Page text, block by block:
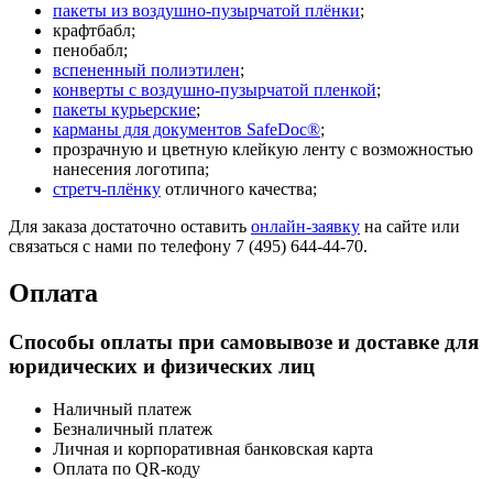
пакеты из воздушно-пузырчатой плёнки;
крафтбабл;
пенобабл;
вспененный полиэтилен;
конверты с воздушно-пузырчатой пленкой;
пакеты курьерские;
карманы для документов SafeDoc®;
прозрачную и цветную клейкую ленту с возможностью
нанесения логотипа;
стретч-плёнку отличного качества;
Для заказа достаточно оставить онлайн-заявку на сайте или
связаться с нами по телефону 7 (495) 644-44-70.
Оплата
Способы оплаты при самовывозе и доставке для
юридических и физических лиц
Наличный платеж
Безналичный платеж
Личная и корпоративная банковская карта
Оплата по QR-коду